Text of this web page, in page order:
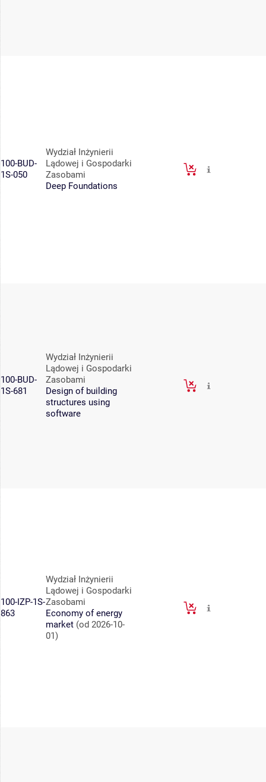
100-BUD-
1S-050
Wydział Inżynierii
Lądowej i Gospodarki
Zasobami
Deep Foundations
100-BUD-
1S-681
Wydział Inżynierii
Lądowej i Gospodarki
Zasobami
Design of building
structures using
software
100-IZP-1S-
863
Wydział Inżynierii
Lądowej i Gospodarki
Zasobami
Economy of energy
market (od 2026-10-
01)